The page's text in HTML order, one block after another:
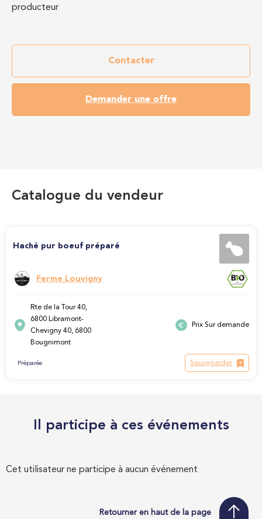
producteur
Contacter
Demander une offre
Catalogue du vendeur
Haché pur boeuf préparé
Ferme Louvigny
Rte de la Tour 40,
6800 Libramont-
Chevigny 40, 6800
Bougnimont
Prix Sur demande
Préparée Sauvegarder
Il participe à ces événements
Cet utilisateur ne participe à aucun événement
Retourner en haut de la page